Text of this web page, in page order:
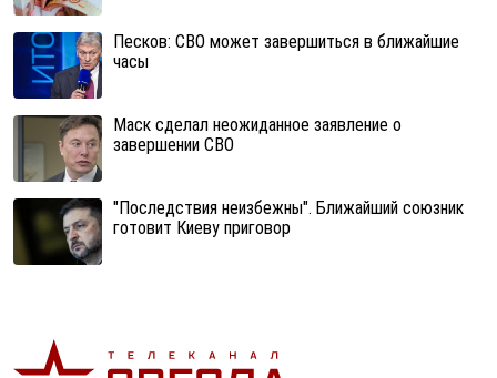
Песков: СВО может завершиться в ближайшие
часы
Маск сделал неожиданное заявление о
завершении СВО
"Последствия неизбежны". Ближайший союзник
готовит Киеву приговор